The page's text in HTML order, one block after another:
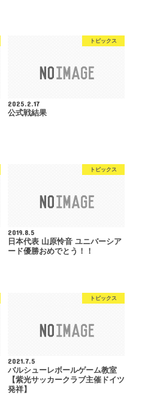
トピックス
2025.2.17
公式戦結果
トピックス
2019.8.5
日本代表 山原怜音 ユニバーシア
ード優勝おめでとう！！
トピックス
2021.7.5
バルシューレボールゲーム教室
【紫光サッカークラブ主催ドイツ
発祥】